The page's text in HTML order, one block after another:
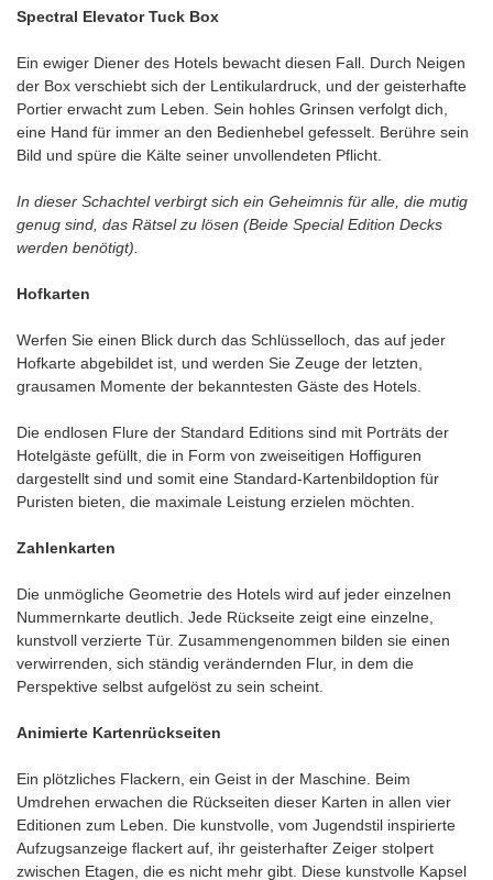
Spectral Elevator Tuck Box
Ein ewiger Diener des Hotels bewacht diesen Fall. Durch Neigen
der Box verschiebt sich der Lentikulardruck, und der geisterhafte
Portier erwacht zum Leben. Sein hohles Grinsen verfolgt dich,
eine Hand für immer an den Bedienhebel gefesselt. Berühre sein
Bild und spüre die Kälte seiner unvollendeten Pflicht.
In dieser Schachtel verbirgt sich ein Geheimnis für alle, die mutig
genug sind, das Rätsel zu lösen (Beide Special Edition Decks
werden benötigt).
Hofkarten
Werfen Sie einen Blick durch das Schlüsselloch, das auf jeder
Hofkarte abgebildet ist, und werden Sie Zeuge der letzten,
grausamen Momente der bekanntesten Gäste des Hotels.
Die endlosen Flure der Standard Editions sind mit Porträts der
Hotelgäste gefüllt, die in Form von zweiseitigen Hoffiguren
dargestellt sind und somit eine Standard-Kartenbildoption für
Puristen bieten, die maximale Leistung erzielen möchten.
Zahlenkarten
Die unmögliche Geometrie des Hotels wird auf jeder einzelnen
Nummernkarte deutlich. Jede Rückseite zeigt eine einzelne,
kunstvoll verzierte Tür. Zusammengenommen bilden sie einen
verwirrenden, sich ständig verändernden Flur, in dem die
Perspektive selbst aufgelöst zu sein scheint.
Animierte Kartenrückseiten
Ein plötzliches Flackern, ein Geist in der Maschine. Beim
Umdrehen erwachen die Rückseiten dieser Karten in allen vier
Editionen zum Leben. Die kunstvolle, vom Jugendstil inspirierte
Aufzugsanzeige flackert auf, ihr geisterhafter Zeiger stolpert
zwischen Etagen, die es nicht mehr gibt. Diese kunstvolle Kapsel